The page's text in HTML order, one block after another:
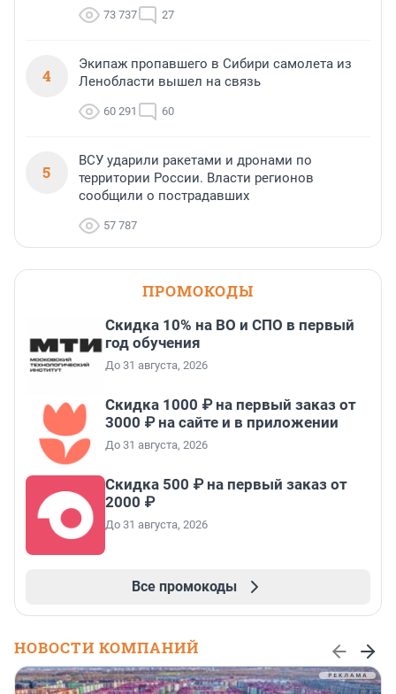
73 737 27
4
Экипаж пропавшего в Сибири самолета из
Ленобласти вышел на связь
60 291 60
5
ВСУ ударили ракетами и дронами по
территории России. Власти регионов
сообщили о пострадавших
57 787
ПРОМОКОДЫ
Скидка 10% на ВО и СПО в первый
год обучения
До 31 августа, 2026
Скидка 1000 ₽ на первый заказ от
3000 ₽ на сайте и в приложении
До 31 августа, 2026
Скидка 500 ₽ на первый заказ от
2000 ₽
До 31 августа, 2026
Все промокоды
НОВОСТИ КОМПАНИЙ